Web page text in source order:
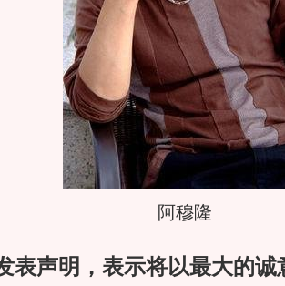
阿穆隆
表声明，表示将以最大的